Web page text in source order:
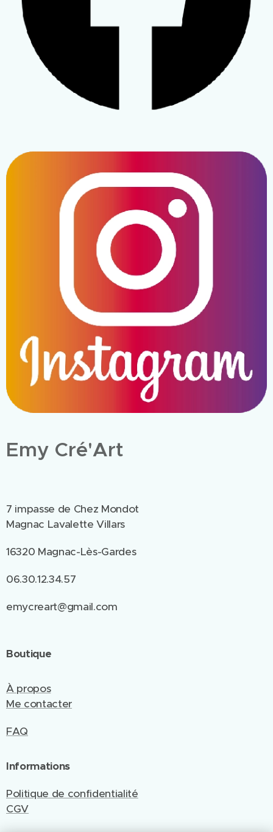
Emy Cré'Art
7 impasse de Chez Mondot
Magnac Lavalette Villars
16320 Magnac-Lès-Gardes
06.30.12.34.57
emycreart@gmail.com
Boutique
À propos
Me contacter
FAQ
Informations
Politique de confidentialité
CGV